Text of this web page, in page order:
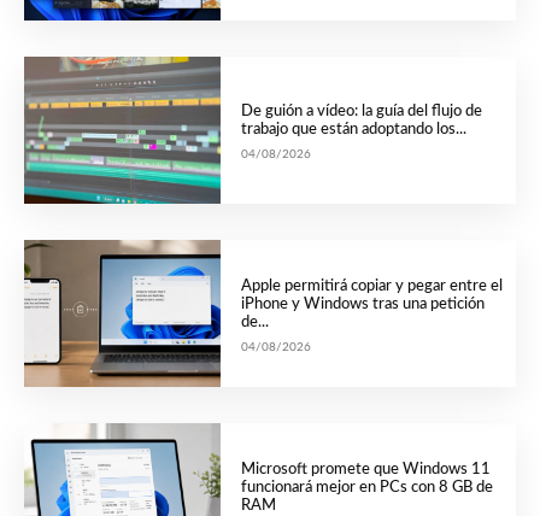
De guión a vídeo: la guía del flujo de
trabajo que están adoptando los...
04/08/2026
Apple permitirá copiar y pegar entre el
iPhone y Windows tras una petición
de...
04/08/2026
Microsoft promete que Windows 11
funcionará mejor en PCs con 8 GB de
RAM